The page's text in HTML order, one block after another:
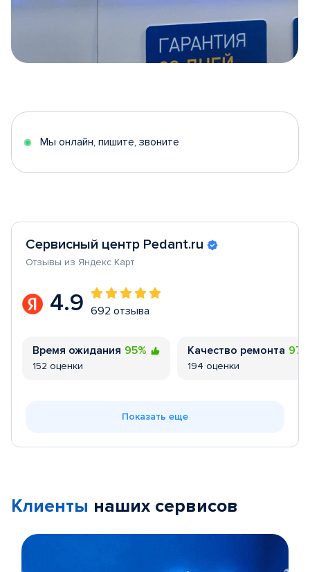
5
Мы онлайн, пишите, звоните
Сервисный центр Pedant.ru
Отзывы из Яндекс Карт
4.9 692 отзыва
Время ожидания 95%
152 оценки
Качество ремонта
194 оценки
Показать еще
Клиенты наших сервисов